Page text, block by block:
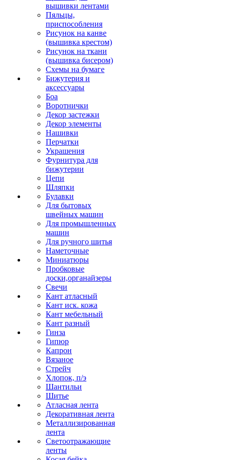
вышивки лентами
Пяльцы,
приспособления
Рисунок на канве
(вышивка крестом)
Рисунок на ткани
(вышивка бисером)
Схемы на бумаге
Бижутерия и
аксессуары
Боа
Воротнички
Декор застежки
Декор элементы
Нашивки
Перчатки
Украшения
Фурнитура для
бижутерии
Цепи
Шляпки
Булавки
Для бытовых
швейных машин
Для промышленных
машин
Для ручного шитья
Наметочные
Миниатюры
Пробковые
доски,органайзеры
Свечи
Кант атласный
Кант иск. кожа
Кант мебельный
Кант разный
Гинза
Гипюр
Капрон
Вязаное
Стрейч
Хлопок, п/э
Шантильи
Шитье
Атласная лента
Декоративная лента
Металлизированная
лента
Светоотражающие
ленты